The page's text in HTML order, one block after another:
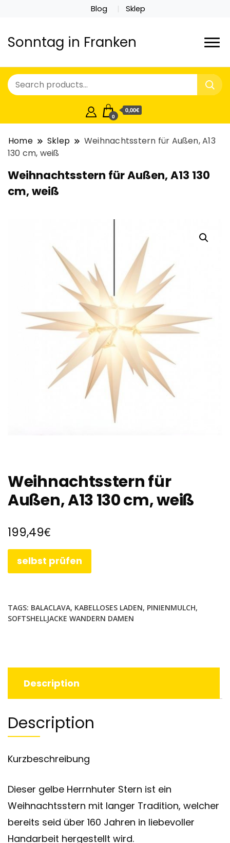
Blog Sklep
Sonntag in Franken
0
0,00€
Home Sklep
Weihnachtsstern für Außen, A13
130 cm, weiß
Weihnachtsstern für Außen, A13 130
cm, weiß
Weihnachtsstern für
Außen, A13 130 cm, weiß
199,49€
selbst prüfen
TAGS: BALACLAVA, KABELLOSES LADEN, PINIENMULCH,
SOFTSHELLJACKE WANDERN DAMEN
Description
Description
Kurzbeschreibung
Dieser gelbe Herrnhuter Stern ist ein
Weihnachtsstern mit langer Tradition, welcher
bereits seid über 160 Jahren in liebevoller
Handarbeit hergestellt wird.